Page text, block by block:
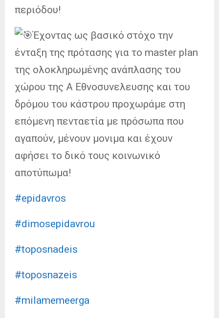
περιόδου!
Έχοντας ως βασικό στόχο την
ένταξη της πρότασης για το master plan
της ολοκληρωμένης ανάπλασης του
χώρου της Α Εθνοσυνελευσης και του
δρόμου του κάστρου προχωράμε στη
επόμενη πενταετία με πρόσωπα που
αγαπούν, μένουν μονιμα και έχουν
αφήσει το δικό τους κοινωνικό
αποτύπωμα!
#epidavros
#dimosepidavrou
#toposnadeis
#toposnazeis
#milamemeerga